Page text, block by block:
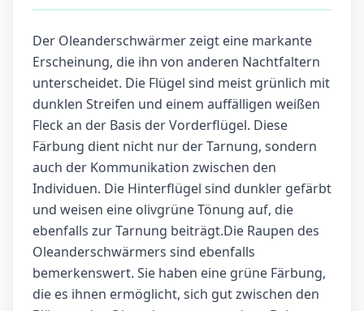
Der Oleanderschwärmer zeigt eine markante
Erscheinung, die ihn von anderen Nachtfaltern
unterscheidet. Die Flügel sind meist grünlich mit
dunklen Streifen und einem auffälligen weißen
Fleck an der Basis der Vorderflügel. Diese
Färbung dient nicht nur der Tarnung, sondern
auch der Kommunikation zwischen den
Individuen. Die Hinterflügel sind dunkler gefärbt
und weisen eine olivgrüne Tönung auf, die
ebenfalls zur Tarnung beiträgt.Die Raupen des
Oleanderschwärmers sind ebenfalls
bemerkenswert. Sie haben eine grüne Färbung,
die es ihnen ermöglicht, sich gut zwischen den